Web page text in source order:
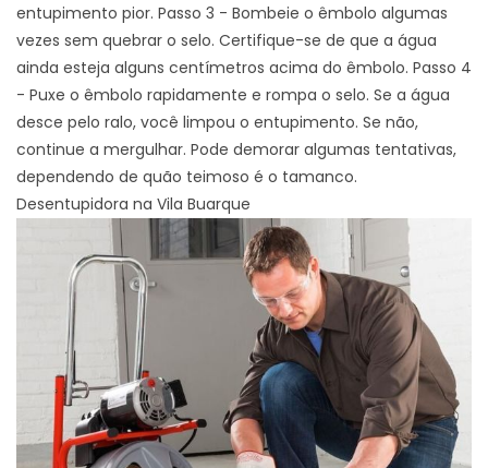
entupimento pior. Passo 3 - Bombeie o êmbolo algumas
vezes sem quebrar o selo. Certifique-se de que a água
ainda esteja alguns centímetros acima do êmbolo. Passo 4
- Puxe o êmbolo rapidamente e rompa o selo. Se a água
desce pelo ralo, você limpou o entupimento. Se não,
continue a mergulhar. Pode demorar algumas tentativas,
dependendo de quão teimoso é o tamanco.
Desentupidora na Vila Buarque